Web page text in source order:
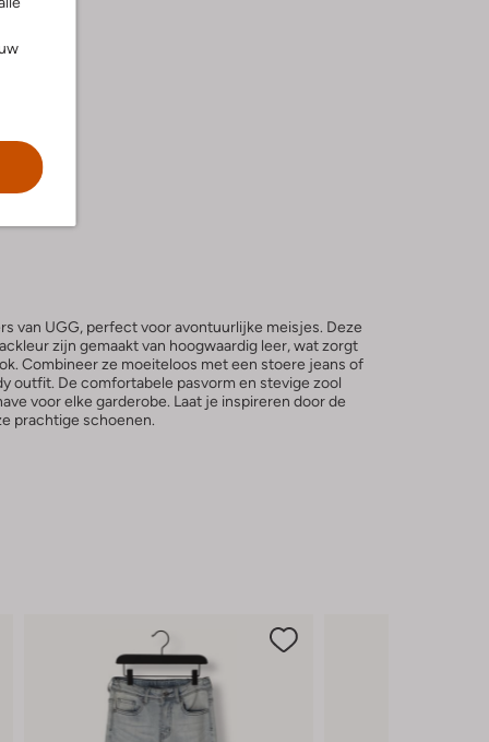
van UGG, perfect voor avontuurlijke meisjes. Deze
zijn gemaakt van hoogwaardig leer, wat zorgt
Combineer ze moeiteloos met een stoere jeans of
outfit. De comfortabele pasvorm en stevige zool
voor elke garderobe. Laat je inspireren door de
prachtige schoenen.